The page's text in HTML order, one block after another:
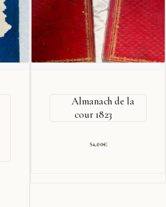
Almanach de la
cour 1823
54,00€